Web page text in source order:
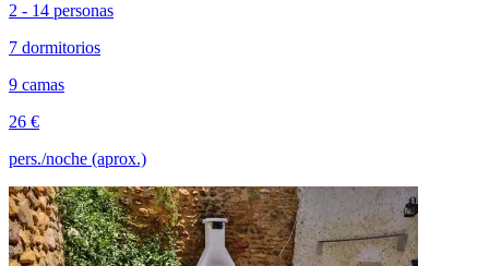
2 - 14 personas
7 dormitorios
9 camas
26 €
pers./noche (aprox.)